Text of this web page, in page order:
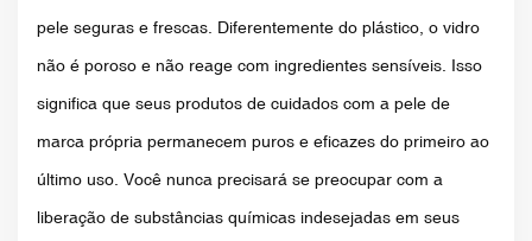
pele seguras e frescas. Diferentemente do plástico, o vidro
não é poroso e não reage com ingredientes sensíveis. Isso
significa que seus produtos de cuidados com a pele de
marca própria permanecem puros e eficazes do primeiro ao
último uso. Você nunca precisará se preocupar com a
liberação de substâncias químicas indesejadas em seus